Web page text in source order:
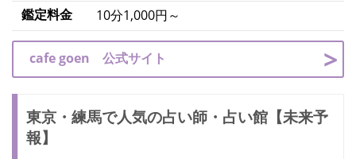
鑑定料金 10分1,000円～
cafe goen 公式サイト
東京・練馬で人気の占い師・占い館【未来予
報】